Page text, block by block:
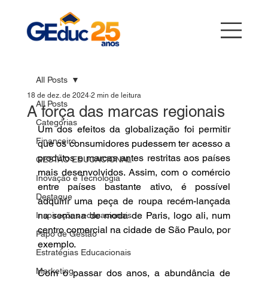
All Posts
Categorias
Financeiro
GESTÃO EDUCACIONAL
Inovação e Tecnologia
Destaque
Inspirações educacionais
Papo de Gestão
Estratégias Educacionais
Marketing
All Posts
A força das marcas regionais
18 de dez. de 2024 2 min de leitura
Um dos efeitos da globalização foi permitir
que os consumidores pudessem ter acesso a
produtos e marcas antes restritas aos países
mais desenvolvidos. Assim, com o comércio
entre países bastante ativo, é possível
adquirir uma peça de roupa recém-lançada
na semana de moda de Paris, logo ali, num
centro comercial na cidade de São Paulo, por
exemplo.
Com o passar dos anos, a abundância de